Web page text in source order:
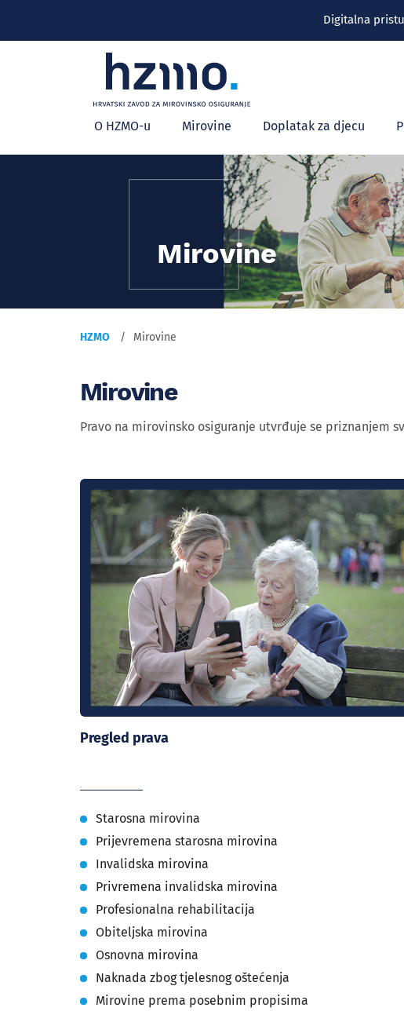
Digitalna
Glavni
izbornik
O HZMO-u Mirovine Doplatak za djecu
Mirovine
HZMO Mirovine
Mirovine
Pravo na mirovinsko osiguranje utvrđuje se priznanjem
Pregled prava
Starosna mirovina
Prijevremena starosna mirovina
Invalidska mirovina
Privremena invalidska mirovina
Profesionalna rehabilitacija
Obiteljska mirovina
Osnovna mirovina
Naknada zbog tjelesnog oštećenja
Mirovine prema posebnim propisima